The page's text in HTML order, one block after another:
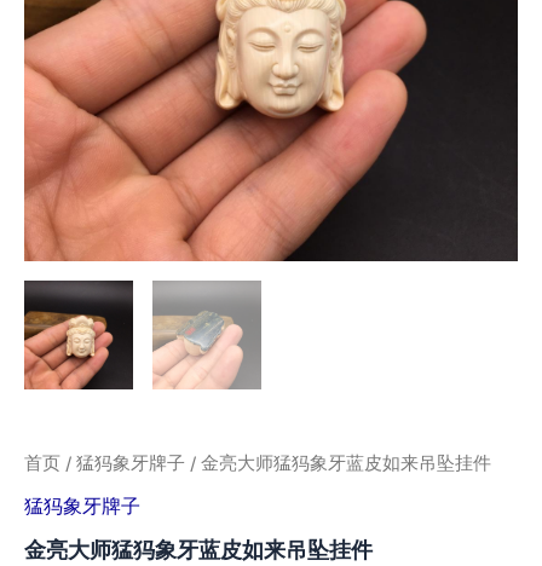
首页 / 猛犸象牙牌子 / 金亮大师猛犸象牙蓝皮如来吊坠挂件
猛犸象牙牌子
金亮大师猛犸象牙蓝皮如来吊坠挂件